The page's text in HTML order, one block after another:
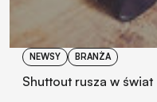
NEWSY BRANŻA
Shuttout rusza w świat